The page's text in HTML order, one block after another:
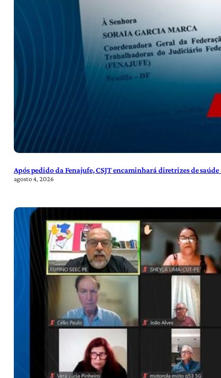
Após pedido da Fenajufe, CSJT encaminhará diretrizes de
agosto 4, 2026